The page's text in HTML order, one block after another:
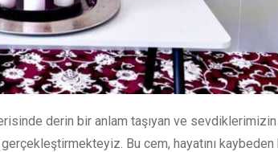
derin bir anlam taşıyan ve sevdiklerimizin
gerçekleştirmekteyiz. Bu cem, hayatını